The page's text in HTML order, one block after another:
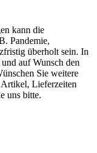
kann die
Pandemie,
überholt sein. In
auf Wunsch den
Sie weitere
Lieferzeiten
uns bitte.